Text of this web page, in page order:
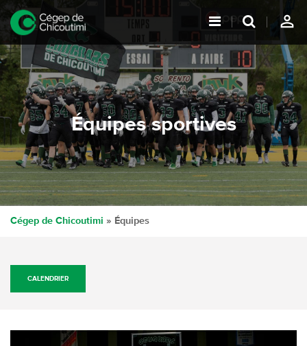
person_outline
Équipes sportives
Cégep de Chicoutimi » Équipes
CALENDRIER